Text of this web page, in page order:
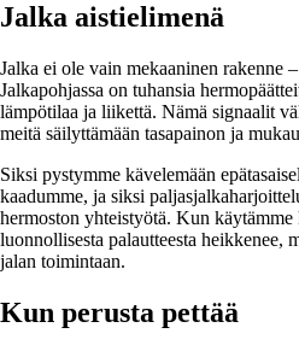
Jalka aistielimenä
Jalka ei ole vain mekaaninen rakenne
Jalkapohjassa on tuhansia
lämpötilaa ja liikettä. Nämä signaalit
meitä säilyttämään tasapainon ja
Siksi pystymme kävelemään
kaadumme, ja siksi
hermoston yhteistyötä. Kun käytämme
luonnollisesta palautteesta heikkenee,
jalan toimintaan.
Kun perusta pettää